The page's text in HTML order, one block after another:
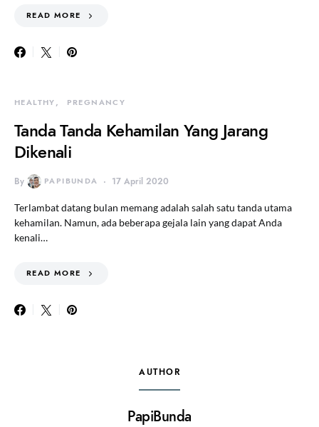
READ MORE
HEALTHY PREGNANCY
Tanda Tanda Kehamilan Yang Jarang
Dikenali
By PAPIBUNDA 17 April 2020
Terlambat datang bulan memang adalah salah satu tanda utama
kehamilan. Namun, ada beberapa gejala lain yang dapat Anda
kenali…
READ MORE
AUTHOR
PapiBunda